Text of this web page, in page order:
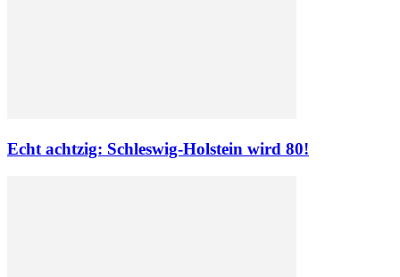
Echt achtzig: Schleswig-Holstein wird 80!